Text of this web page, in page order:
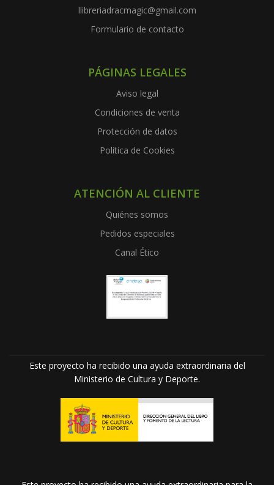
llibreriadracmagic@gmail.com
Formulario de contacto
PÁGINAS LEGALES
Aviso legal
Condiciones de venta
Protección de datos
Política de Cookies
ATENCIÓN AL CLIENTE
Quiénes somos
Pedidos especiales
Canal Ético
Este proyecto ha recibido una ayuda extraordinaria del
Ministerio de Cultura y Deporte.